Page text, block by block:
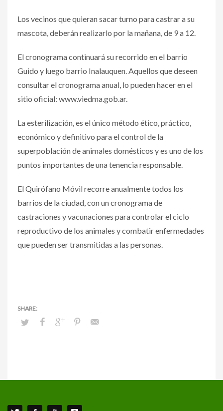
Los vecinos que quieran sacar turno para castrar a su
mascota, deberán realizarlo por la mañana, de 9 a 12.
El cronograma continuará su recorrido en el barrio
Guido y luego barrio Inalauquen. Aquellos que deseen
consultar el cronograma anual, lo pueden hacer en el
sitio oficial: www.viedma.gob.ar.
La esterilización, es el único método ético, práctico,
económico y definitivo para el control de la
superpoblación de animales domésticos y es uno de los
puntos importantes de una tenencia responsable.
El Quirófano Móvil recorre anualmente todos los
barrios de la ciudad, con un cronograma de
castraciones y vacunaciones para controlar el ciclo
reproductivo de los animales y combatir enfermedades
que pueden ser transmitidas a las personas.